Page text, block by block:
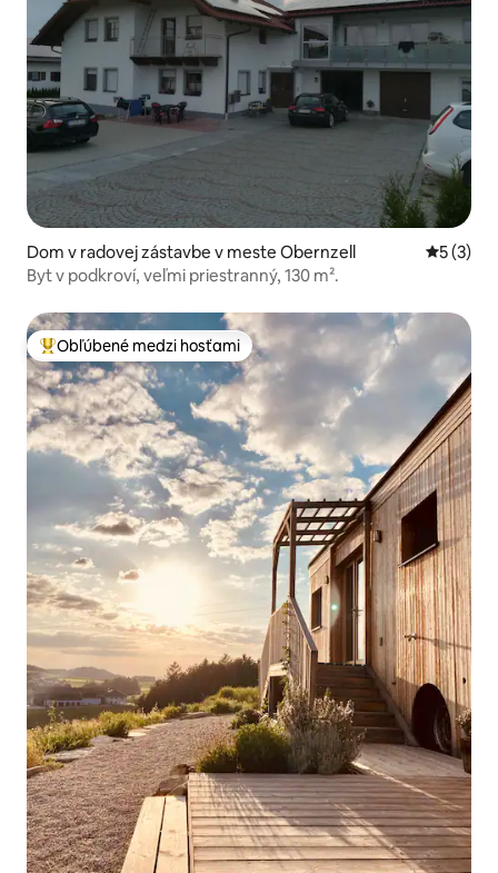
Dom v radovej zástavbe v meste Obernzell
5 (3)
Byt v podkroví, veľmi priestranný, 130 m².
Najobľúbenejšie medzi hosťami
Obľúbené medzi hosťami